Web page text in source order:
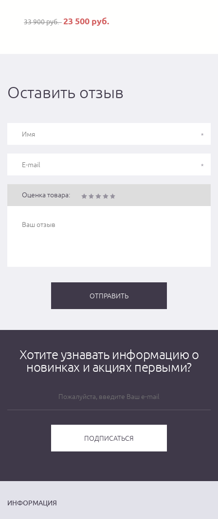
33 900 руб. 23 500 руб.
Оставить отзыв
Оценка товара:
Хотите узнавать информацию о
новинках и акциях первыми?
ИНФОРМАЦИЯ